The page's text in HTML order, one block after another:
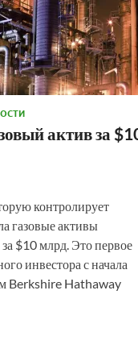
актив за
контролирует
газовые активы
$10 млрд. Это первое
инвестора с начала
Berkshire Hathaway